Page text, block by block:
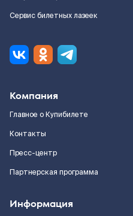
Сервис билетных лазеек
Компания
Главное о Купибилете
Контакты
Пресс-центр
Партнерская программа
Информация